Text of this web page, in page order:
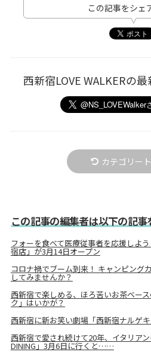
この記事をシェ
西新宿LOVE WALKERの
カテゴリー
この記事の編集者は以下の記
フォーを食べて医療従事者を応援しよ
宿店」が3月14日オープン
コロナ禍でブーム到来！ キャンピング
してみませんか？
西新宿で楽しめる、ほろ苦いお茶ベー
ク」はいかが？
西新宿に新お笑い劇場「西新宿ナルゲ
西新宿で愛され続けて20年、イタリア
DINING」3月6日に行くと……